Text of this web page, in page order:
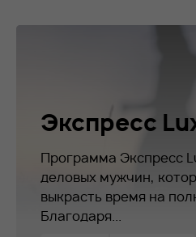
Экспресс
Программа Экспресс
деловых мужчин,
выкрасть время на
Благодаря...